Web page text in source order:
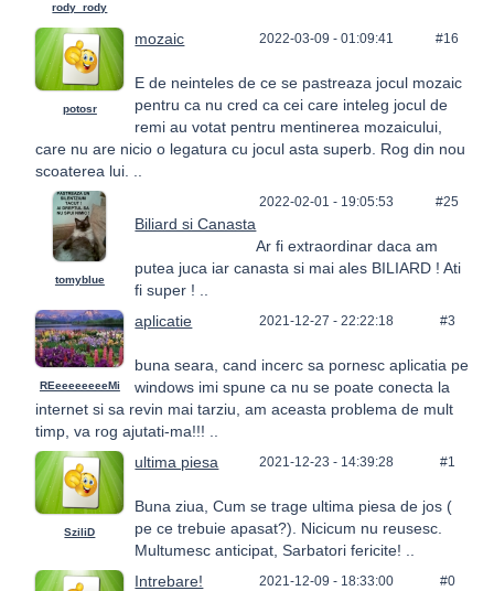
rody_rody
potosr
#16
2022-03-09 - 01:09:41
mozaic
E de neinteles de ce se pastreaza jocul mozaic
pentru ca nu cred ca cei care inteleg jocul de
remi au votat pentru mentinerea mozaicului,
care nu are nicio o legatura cu jocul asta superb. Rog din nou
scoaterea lui. ..
tomyblue
#25
2022-02-01 - 19:05:53
Biliard si Canasta
Ar fi extraordinar daca am
putea juca iar canasta si mai ales BILIARD ! Ati
fi super ! ..
REeeeeeeeeMi
#3
2021-12-27 - 22:22:18
aplicatie
buna seara, cand incerc sa pornesc aplicatia pe
windows imi spune ca nu se poate conecta la
internet si sa revin mai tarziu, am aceasta problema de mult
timp, va rog ajutati-ma!!! ..
SziliD
#1
2021-12-23 - 14:39:28
ultima piesa
Buna ziua, Cum se trage ultima piesa de jos (
pe ce trebuie apasat?). Nicicum nu reusesc.
Multumesc anticipat, Sarbatori fericite! ..
#0
2021-12-09 - 18:33:00
Intrebare!